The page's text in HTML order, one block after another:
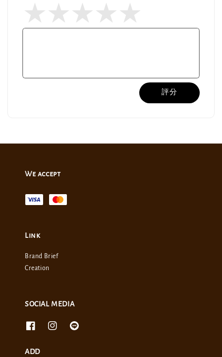
評分
We accept
Link
Brand Brief
Creation
SOCIAL MEDIA
ADD